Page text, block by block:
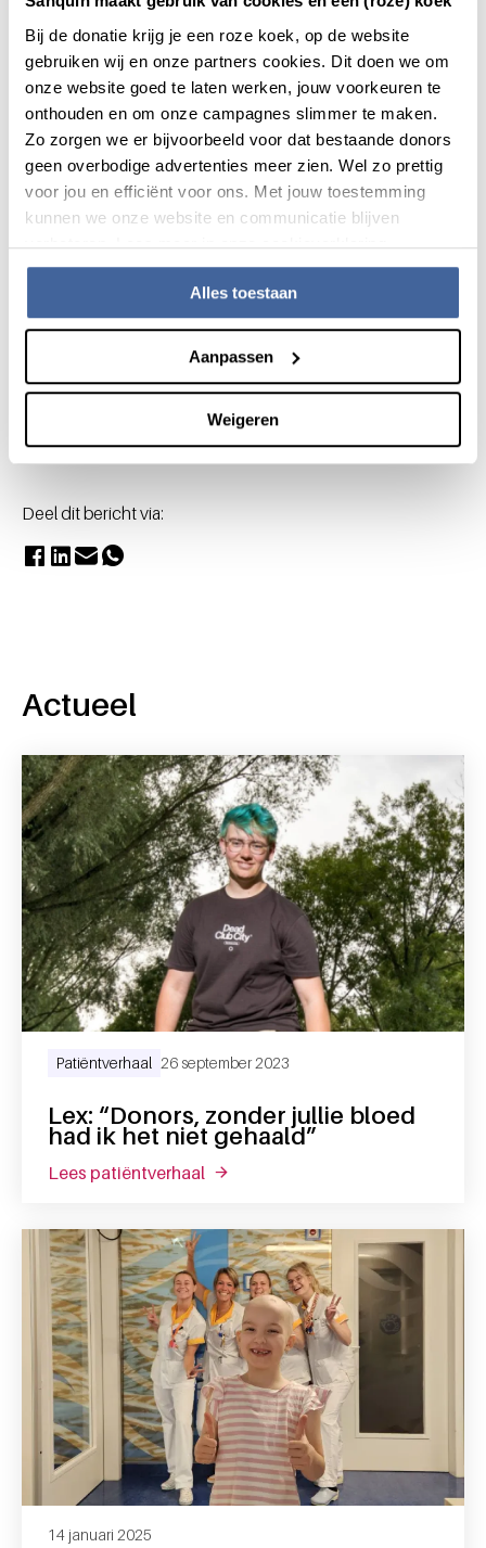
Bij de donatie krijg je een roze koek, op de website
gebruiken wij en onze partners cookies. Dit doen we om
onze website goed te laten werken, jouw voorkeuren te
onthouden en om onze campagnes slimmer te maken.
Zo zorgen we er bijvoorbeeld voor dat bestaande donors
geen overbodige advertenties meer zien. Wel zo prettig
voor jou en efficiënt voor ons. Met jouw toestemming
kunnen we onze website en communicatie blijven
verbeteren. Lees meer in onze cookieverklaring.
Alles toestaan
Aanpassen
Weigeren
Rosanne overweegt zelf
bloeddonor te worden
Rosanne is alle donors intens dankbaar. Niet alleen het
toedienen van granulocyten was van levensbelang voor
haar dochtertje. Zonder bloeddonors uit het bestand van
Sanquin zou Liva het evenmin hebben gered. Om de
waarden van haar bloed te verbeteren, en om de gevolgen
van complicaties te bestrijden, ontving ze meer dan
honderd keer rode bloedcellen en bloedplaatjes van
donors. “Elke keer gebeurde er weer iets en was ik
dankbaar dat er een zakje bloed aan het infuus gehangen
werd. Ongelooflijk, dat dat er altijd was.” Nu het herstel van
Liva voorspoedig verloopt, overweegt Rosanne zelf
levensreddend bloed kan zijn.”
Deel dit bericht via:
Actueel
Lex: “Donors, zonder jullie bloed
had ik het niet gehaald”
Patiëntverhaal 26 september 2023
lees patiëntverhaal over lex: “donors, zonder jullie
14 januari 2025